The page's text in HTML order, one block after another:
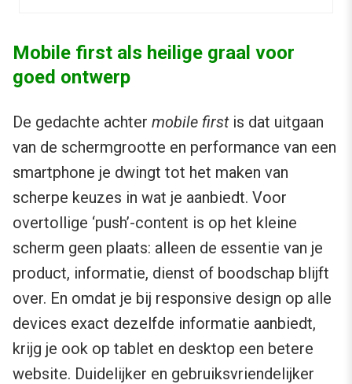
Mobile first als heilige graal voor
goed ontwerp
De gedachte achter mobile firstis dat uitgaan
van de schermgrootte en performance van een
smartphone je dwingt tot het maken van
scherpe keuzes in wat je aanbiedt. Voor
overtollige ‘push’-content is op het kleine
scherm geen plaats: alleen de essentie van je
product, informatie, dienst of boodschap blijft
over. En omdat je bij responsive design op alle
devices exact dezelfde informatie aanbiedt,
krijg je ook op tablet en desktop een betere
website. Duidelijker en gebruiksvriendelijker